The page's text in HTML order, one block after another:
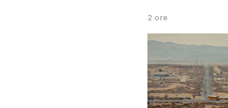
2 ore